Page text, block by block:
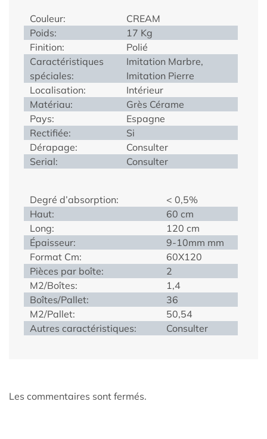
Couleur:
CREAM
Poids:
17 Kg
Finition:
Polié
Caractéristiques
spéciales:
Imitation Marbre,
Imitation Pierre
Localisation:
Intérieur
Matériau:
Grès Cérame
Pays:
Espagne
Rectifiée:
Si
Dérapage:
Consulter
Serial:
Consulter
Degré d’absorption:
< 0,5%
Haut:
60 cm
Long:
120 cm
Épaisseur:
9-10mm mm
Format Cm:
60X120
Pièces par boîte:
2
M2/Boîtes:
1,4
Boîtes/Pallet:
36
M2/Pallet:
50,54
Autres caractéristiques:
Consulter
Les commentaires sont fermés.